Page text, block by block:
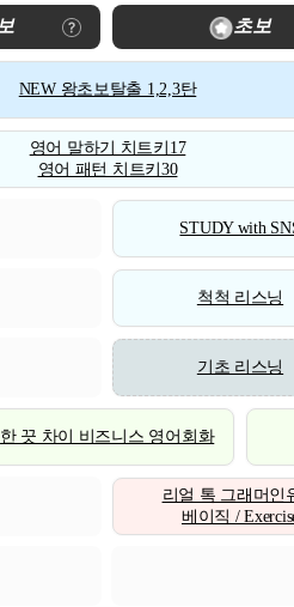
초보
NEW 왕초보탈출 1,2,3탄
영어 말하기 치트키17
영어 패턴 치트키30
STUDY with
척척 리스닝
기초 리스닝
한 끗 차이 비즈니스 영어회화
리얼 톡 그래머인
베이직 /